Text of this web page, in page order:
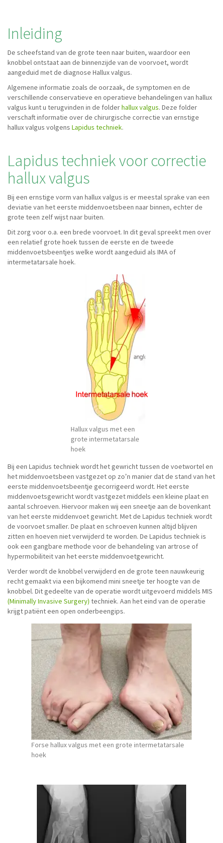
Inleiding
De scheefstand van de grote teen naar buiten, waardoor een
knobbel ontstaat aan de binnenzijde van de voorvoet, wordt
aangeduid met de diagnose Hallux valgus.
Algemene informatie zoals de oorzaak, de symptomen en de
verschillende conservatieve en operatieve behandelingen van hallux
valgus kunt u terugvinden in de folderhallux valgus. Deze folder
verschaft informatie over de chirurgische correctie van ernstige
hallux valgus volgens Lapidus techniek.
Lapidus techniek voor correctie
hallux valgus
Bij een ernstige vorm van hallux valgus is er meestal sprake van een
deviatie van het eerste middenvoetsbeen naar binnen, echter de
grote teen zelf wijst naar buiten.
Dit zorg voor o.a. een brede voorvoet. In dit geval spreekt men over
een relatief grote hoek tussen de eerste en de tweede
middenvoetsbeentjes welke wordt aangeduid als IMA of
intermetatarsale hoek.
Hallux valgus met een
grote intermetatarsale
hoek
Bij een Lapidus techniek wordt het gewricht tussen de voetwortel en
het middenvoetsbeen vastgezet op zo’n manier dat de stand van het
eerste middenvoetsbeentje gecorrigeerd wordt. Het eerste
middenvoetsgewricht wordt vastgezet middels een kleine plaat en
aantal schroeven. Hiervoor maken wij een sneetje aan de bovenkant
van het eerste middenvoet gewricht. Met de Lapidus techniek wordt
de voorvoet smaller. De plaat en schroeven kunnen altijd blijven
zitten en hoeven niet verwijderd te worden. De Lapidus techniek is
ook een gangbare methode voor de behandeling van artrose of
hypermobiliteit van het eerste middenvoetgewricht.
Verder wordt de knobbel verwijderd en de grote teen nauwkeurig
recht gemaakt via een bijkomend mini sneetje ter hoogte van de
knobbel. Dit gedeelte van de operatie wordt uitgevoerd middels MIS
(Minimally Invasive Surgery) techniek. Aan het eind van de operatie
krijgt patiënt een open onderbeengips.
Forse hallux valgus met een grote intermetatarsale
hoek